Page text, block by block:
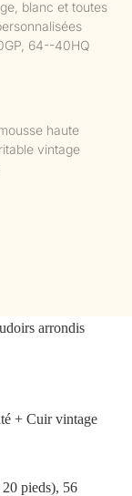
blanc et toutes
64--40HQ
haute
vintage
arrondis
+ Cuir vintage
pieds), 56